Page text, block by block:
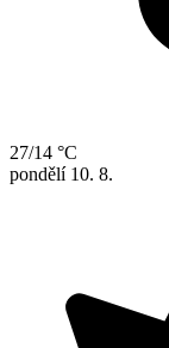
27/14 °C
pondělí 10. 8.